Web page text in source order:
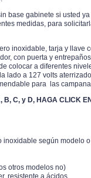
base gabinete si usted
medidas, para
inoxidable, tarja y llave
con puerta y
colocar a diferentes
lado a 127 volts
para las
C, y D, HAGA CLICK
inoxidable según modelo
otros modelos no)
resistente a ácidos.